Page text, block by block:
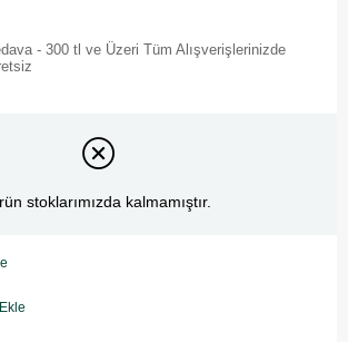
- 300 tl ve Üzeri Tüm Alışverişlerinizde
stoklarımızda kalmamıştır.